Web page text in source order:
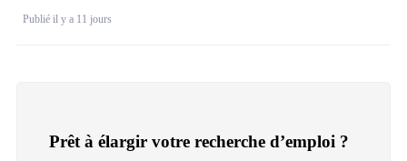
Publié il y a 11 jours
Prêt à élargir votre recherche d’emploi ?